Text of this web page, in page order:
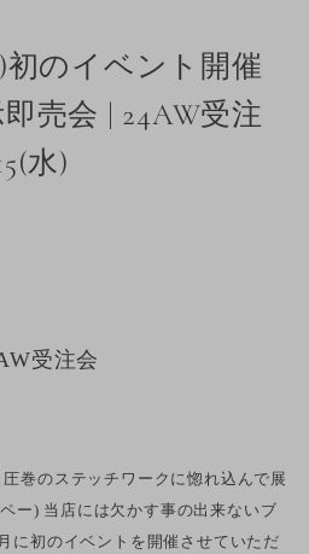
初のイベント開催
売会 | 24AW受注
水)
受注会
巻のステッチワークに惚れ込んで展
ー) 当店には欠かす事の出来ないブ
に初のイベントを開催させていただ